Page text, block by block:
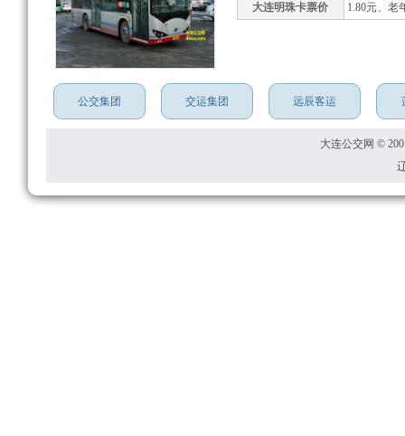
大连明珠卡票价
1.80元、老
公交集团 交运集团 远辰客运
大连公交网 ©